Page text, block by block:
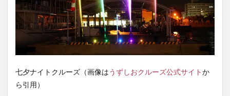
七夕ナイトクルーズ（画像はうずしおクルーズ公式サイトか
ら引用）